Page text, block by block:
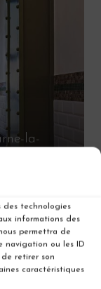
des technologies
informations des
permettra de
navigation ou les ID
retirer son
caractéristiques
la-